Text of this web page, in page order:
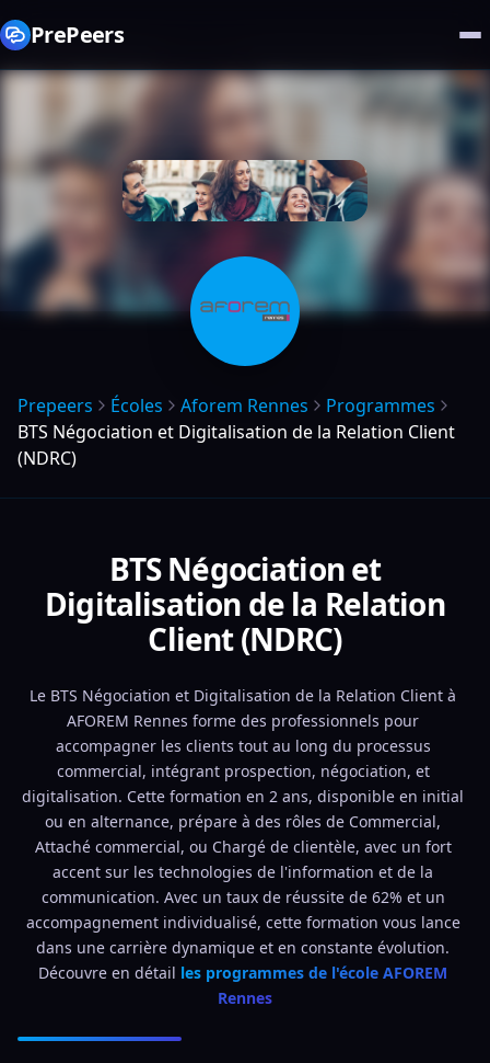
PrePeers
Prepeers Écoles Aforem Rennes
Programmes
BTS Négociation et Digitalisation de la Relation Client
(NDRC)
BTS Négociation et
Digitalisation de la Relation
Client (NDRC)
Le BTS Négociation et Digitalisation de la Relation Client à
AFOREM Rennes forme des professionnels pour
accompagner les clients tout au long du processus
commercial, intégrant prospection, négociation, et
digitalisation. Cette formation en 2 ans, disponible en initial
ou en alternance, prépare à des rôles de Commercial,
Attaché commercial, ou Chargé de clientèle, avec un fort
accent sur les technologies de l'information et de la
communication. Avec un taux de réussite de 62% et un
accompagnement individualisé, cette formation vous lance
dans une carrière dynamique et en constante évolution.
Découvre en détail les programmes de l'école AFOREM
Rennes